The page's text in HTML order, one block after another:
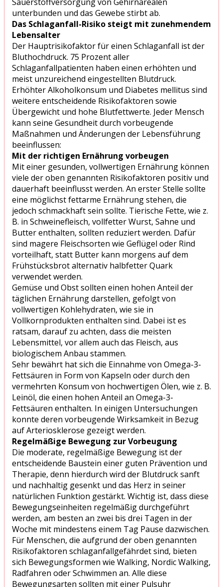
unterbunden und das Gewebe stirbt ab.
Das Schlaganfall-Risiko steigt mit zunehmendem
Lebensalter
Der Hauptrisikofaktor für einen Schlaganfall ist der
Bluthochdruck. 75 Prozent aller
Schlaganfallpatienten haben einen erhöhten und
meist unzureichend eingestellten Blutdruck.
Erhöhter Alkoholkonsum und Diabetes mellitus sind
weitere entscheidende Risikofaktoren sowie
Übergewicht und hohe Blutfettwerte. Jeder Mensch
kann seine Gesundheit durch vorbeugende
Maßnahmen und Änderungen der Lebensführung
beeinflussen:
Mit der richtigen Ernährung vorbeugen
Mit einer gesunden, vollwertigen Ernährung können
viele der oben genannten Risikofaktoren positiv und
dauerhaft beeinflusst werden. An erster Stelle sollte
eine möglichst fettarme Ernährung stehen, die
jedoch schmackhaft sein sollte. Tierische Fette, wie z.
B. in Schweinefleisch, vollfetter Wurst, Sahne und
Butter enthalten, sollten reduziert werden. Dafür
sind magere Fleischsorten wie Geflügel oder Rind
vorteilhaft, statt Butter kann morgens auf dem
Frühstücksbrot alternativ halbfetter Quark
verwendet werden.
Gemüse und Obst sollten einen hohen Anteil der
täglichen Ernährung darstellen, gefolgt von
vollwertigen Kohlehydraten, wie sie in
Vollkornprodukten enthalten sind. Dabei ist es
ratsam, darauf zu achten, dass die meisten
Lebensmittel, vor allem auch das Fleisch, aus
biologischem Anbau stammen.
Sehr bewährt hat sich die Einnahme von Omega-3-
Fettsäuren in Form von Kapseln oder durch den
vermehrten Konsum von hochwertigen Ölen, wie z. B.
Leinöl, die einen hohen Anteil an Omega-3-
Fettsäuren enthalten. In einigen Untersuchungen
konnte deren vorbeugende Wirksamkeit in Bezug
auf Arteriosklerose gezeigt werden.
Regelmäßige Bewegung zur Vorbeugung
Die moderate, regelmäßige Bewegung ist der
entscheidende Baustein einer guten Prävention und
Therapie, denn hierdurch wird der Blutdruck sanft
und nachhaltig gesenkt und das Herz in seiner
natürlichen Funktion gestärkt. Wichtig ist, dass diese
Bewegungseinheiten regelmäßig durchgeführt
werden, am besten an zwei bis drei Tagen in der
Woche mit mindestens einem Tag Pause dazwischen.
Für Menschen, die aufgrund der oben genannten
Risikofaktoren schlaganfallgefährdet sind, bieten
sich Bewegungsformen wie Walking, Nordic Walking,
Radfahren oder Schwimmen an. Alle diese
Bewegungsarten sollten mit einer Pulsuhr